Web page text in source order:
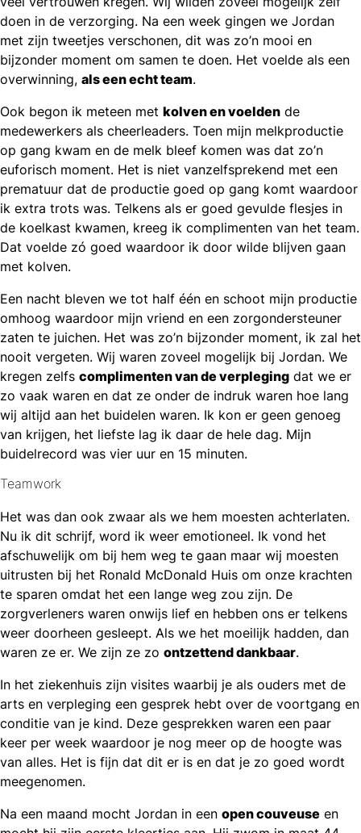
doen in de verzorging. Na een week gingen we Jordan
met zijn tweetjes verschonen, dit was zo’n mooi en
bijzonder moment om samen te doen. Het voelde als een
overwinning, als een echt team.
Ook begon ik meteen met kolven en voelden de
medewerkers als cheerleaders. Toen mijn melkproductie
op gang kwam en de melk bleef komen was dat zo’n
euforisch moment. Het is niet vanzelfsprekend met een
prematuur dat de productie goed op gang komt waardoor
ik extra trots was. Telkens als er goed gevulde flesjes in
de koelkast kwamen, kreeg ik complimenten van het team.
Dat voelde zó goed waardoor ik door wilde blijven gaan
met kolven.
Een nacht bleven we tot half één en schoot mijn productie
omhoog waardoor mijn vriend en een zorgondersteuner
zaten te juichen. Het was zo’n bijzonder moment, ik zal het
nooit vergeten. Wij waren zoveel mogelijk bij Jordan. We
kregen zelfs complimenten van de verpleging dat we er
zo vaak waren en dat ze onder de indruk waren hoe lang
wij altijd aan het buidelen waren. Ik kon er geen genoeg
van krijgen, het liefste lag ik daar de hele dag. Mijn
buidelrecord was vier uur en 15 minuten.
Teamwork
Het was dan ook zwaar als we hem moesten achterlaten.
Nu ik dit schrijf, word ik weer emotioneel. Ik vond het
afschuwelijk om bij hem weg te gaan maar wij moesten
uitrusten bij het Ronald McDonald Huis om onze krachten
te sparen omdat het een lange weg zou zijn. De
zorgverleners waren onwijs lief en hebben ons er telkens
weer doorheen gesleept. Als we het moeilijk hadden, dan
waren ze er. We zijn ze zo ontzettend dankbaar.
In het ziekenhuis zijn visites waarbij je als ouders met de
arts en verpleging een gesprek hebt over de voortgang en
conditie van je kind. Deze gesprekken waren een paar
keer per week waardoor je nog meer op de hoogte was
van alles. Het is fijn dat dit er is en dat je zo goed wordt
meegenomen.
Na een maand mocht Jordan in een open couveuse en